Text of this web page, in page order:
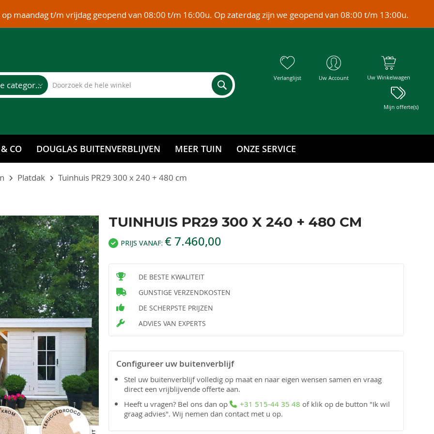
maandag t/m vrijdag geopend van 08:00 t/m 16:00u. Op zaterdag zijn we geopend van 08:00 t/m 13:00u.
Alle categorieën
Verlanglijst Uw Account Uw Winkelwagen
Mijn offerte(s)
CO DOUGLAS BUITENVERBLIJVEN MEER TUIN ONZE SERVICE
Platdak Tuinhuis PR29 300 x 240 + 480 cm
TUINHUIS PR29 300 X 240 + 480 CM
PRIJS VANAF: € 7.460,00
DE BESTE KWALITEIT
GUNSTIGE VERZENDKOSTEN
DE SCHERPSTE PRIJZEN
ADVIES VAN EXPERTS
Configureer uw buitenverblijf
Stel uw buitenverblijf volledig op maat en naar eigen wensen samen en vraag
direct een vrijblijvende offerte aan.
Heeft u vragen? Bel ons dan op
+31 515-44 35 48 of klik op de button "Ik wil
graag advies". Wij nemen dan contact met u op.